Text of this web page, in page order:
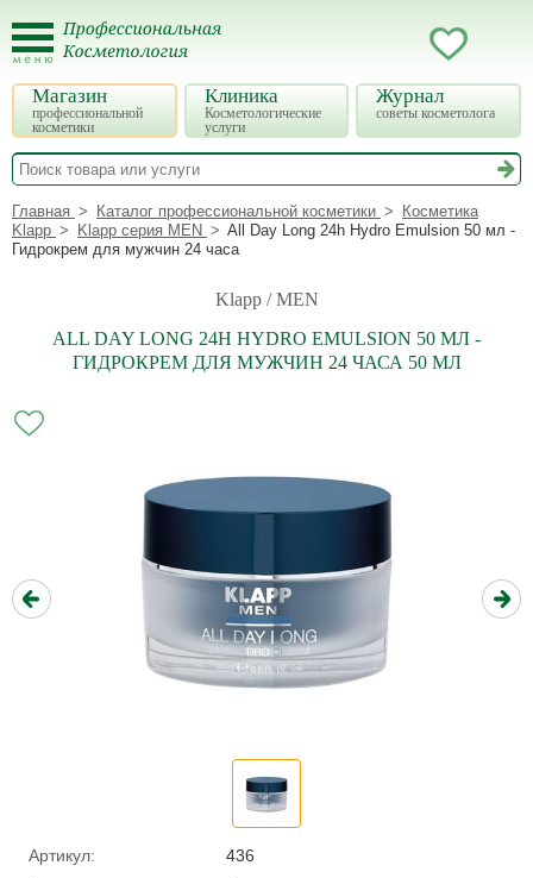
Магазин
профессиональной
косметики
Клиника
Косметологические
услуги
Журнал
советы косметолога
Главная Каталог профессиональной косметики
Косметика
Klapp
Klapp серия MEN
All Day Long 24h Hydro Emulsion 50 мл -
Гидрокрем для мужчин 24 часа
Klapp / MEN
ALL DAY LONG 24H HYDRO EMULSION 50 МЛ -
ГИДРОКРЕМ ДЛЯ МУЖЧИН 24 ЧАСА 50 МЛ
Артикул:
436